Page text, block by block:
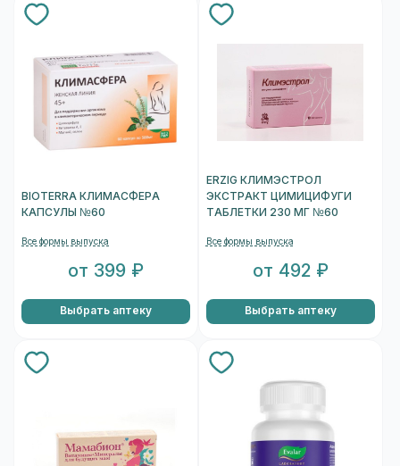
BIOTERRA КЛИМАСФЕРА
КАПСУЛЫ №60
Все формы выпуска
от 399 ₽
Выбрать аптеку
ERZIG КЛИМЭСТРОЛ
ЭКСТРАКТ ЦИМИЦИФУГИ
ТАБЛЕТКИ 230 МГ №60
Все формы выпуска
от 492 ₽
Выбрать аптеку